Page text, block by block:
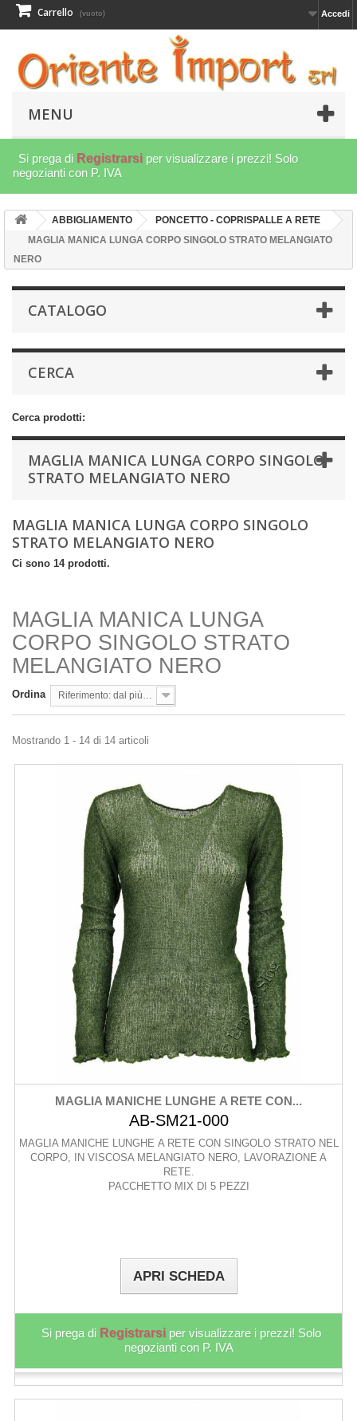
Accedi
Carrello (vuoto)
MENU
Si prega di Registrarsi per visualizzare i prezzi! Solo
negozianti con P. IVA
ABBIGLIAMENTO
PONCETTO - COPRISPALLE A RETE
MAGLIA MANICA LUNGA CORPO SINGOLO STRATO MELANGIATO
NERO
CATALOGO
CERCA
Cerca prodotti:
MAGLIA MANICA LUNGA CORPO SINGOLO
STRATO MELANGIATO NERO
MAGLIA MANICA LUNGA CORPO SINGOLO
STRATO MELANGIATO NERO
Ci sono 14 prodotti.
MAGLIA MANICA LUNGA
CORPO SINGOLO STRATO
MELANGIATO NERO
Ordina
Mostrando 1 - 14 di 14 articoli
MAGLIA MANICHE LUNGHE A RETE CON...
AB-SM21-000
MAGLIA MANICHE LUNGHE A RETE CON SINGOLO STRATO NEL
CORPO, IN VISCOSA MELANGIATO NERO, LAVORAZIONE A
RETE.
PACCHETTO MIX DI 5 PEZZI
APRI SCHEDA
Si prega di Registrarsi per visualizzare i prezzi! Solo
negozianti con P. IVA